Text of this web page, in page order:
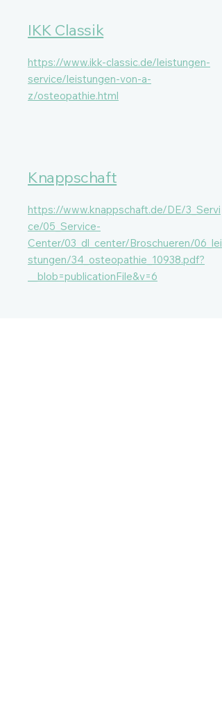
IKK Classik
https://www.ikk-classic.de/leistungen-
service/leistungen-von-a-
z/osteopathie.html
Knappschaft
https://www.knappschaft.de/DE/3_Servi
ce/05_Service-
Center/03_dl_center/Broschueren/06_lei
stungen/34_osteopathie_10938.pdf?
__blob=publicationFile&v=6